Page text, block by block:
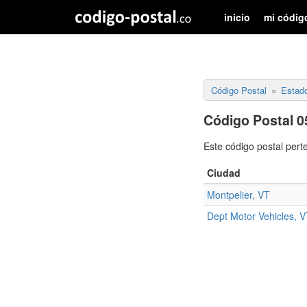
inicio mi
Código Postal
Código Postal
Este código postal
Ciudad
Montpelier, VT
Dept Motor Vehicles,